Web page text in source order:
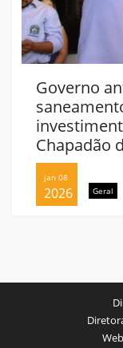
Governo
Chapadão
jan 08
2026 Geral